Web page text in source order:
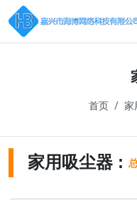
首页 家
家用吸尘器 :